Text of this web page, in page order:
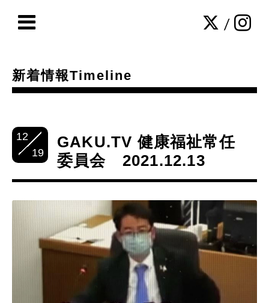
/
新着情報Timeline
12
19
GAKU.TV 健康福祉常任
委員会 2021.12.13